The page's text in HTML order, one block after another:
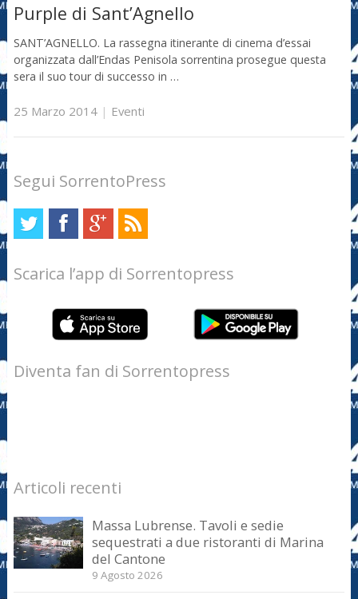
Purple di Sant’Agnello
SANT’AGNELLO. La rassegna itinerante di cinema d’essai
organizzata dall’Endas Penisola sorrentina prosegue questa
sera il suo tour di successo in …
25 Marzo 2014| Eventi
Segui SorrentoPress
Scarica l’app di Sorrentopress
Diventa fan di Sorrentopress
Articoli recenti
Massa Lubrense. Tavoli e sedie
sequestrati a due ristoranti di Marina
del Cantone
9 Agosto 2026